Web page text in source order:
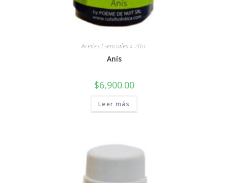
Aceites Esenciales x 20cc
Anís
$6,900.00
Leer más